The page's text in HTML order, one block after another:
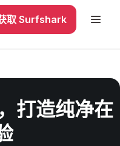
取 Surfshark
打造纯净在